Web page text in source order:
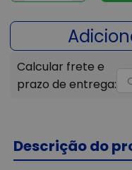
Descrição do